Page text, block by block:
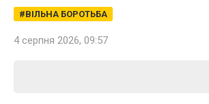
ВІЛЬНА БОРОТЬБА
4 серпня 2026, 09:57